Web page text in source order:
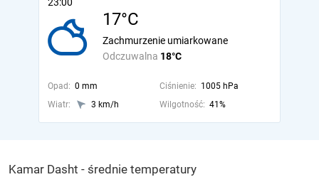
17°C
Odczuwalna 18°C
Zachmurzenie umiarkowane
Opad: 0 mm Ciśnienie: 1005 hPa
Wiatr:
3 km/h Wilgotność: 41%
Kamar Dasht - średnie temperatury